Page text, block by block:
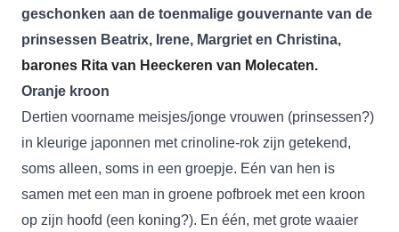
geschonken aan de toenmalige gouvernante van de
prinsessen Beatrix, Irene, Margriet en Christina,
barones Rita van Heeckeren van Molecaten.
Oranje kroon
Dertien voorname meisjes/jonge vrouwen (prinsessen?)
in kleurige japonnen met crinoline-rok zijn getekend,
soms alleen, soms in een groepje. Eén van hen is
samen met een man in groene pofbroek met een kroon
op zijn hoofd (een koning?). En één, met grote waaier